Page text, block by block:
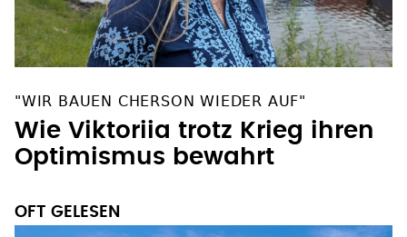
"WIR BAUEN CHERSON WIEDER AUF"
Wie Viktoriia trotz Krieg ihren
Optimismus bewahrt
OFT GELESEN